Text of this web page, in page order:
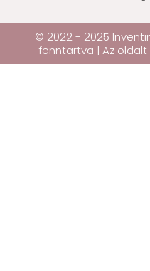
© 2022 - 2025
fenntartva | Az